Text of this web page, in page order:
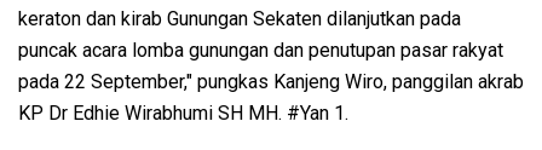
keraton dan kirab Gunungan Sekaten dilanjutkan pada
puncak acara lomba gunungan dan penutupan pasar rakyat
pada 22 September," pungkas Kanjeng Wiro, panggilan akrab
KP Dr Edhie Wirabhumi SH MH. #Yan 1.